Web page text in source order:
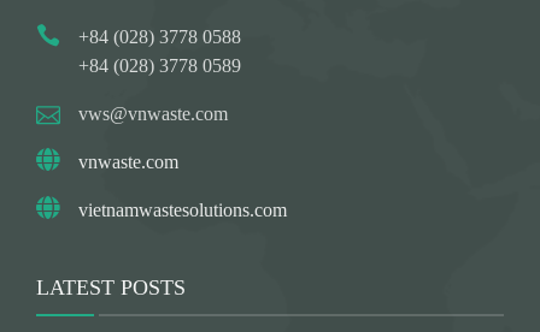
+84 (028) 3778 0588
+84 (028) 3778 0589
vws@vnwaste.com
vnwaste.com
vietnamwastesolutions.com
LATEST POSTS